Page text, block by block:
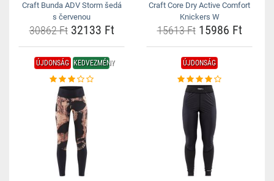
Craft Bunda ADV Storm šedá
s červenou
30862 Ft32133 Ft
Craft Core Dry Active Comfort
Knickers W
15613 Ft15986 Ft
ÚJDONSÁG KEDVEZMÉNY ÚJDONSÁG